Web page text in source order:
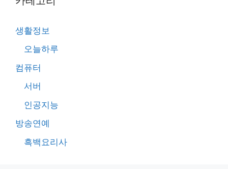
생활정보
오늘하루
컴퓨터
서버
인공지능
방송연예
흑백요리사